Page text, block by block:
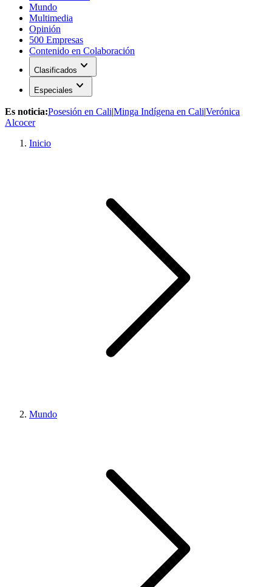
Mundo
Multimedia
Opinión
500 Empresas
Contenido en Colaboración
Clasificados expand_more
Especiales expand_more
Es noticia:Posesión en Cali|Minga Indígena en Cali|Verónica
Alcocer
Inicio
Mundo